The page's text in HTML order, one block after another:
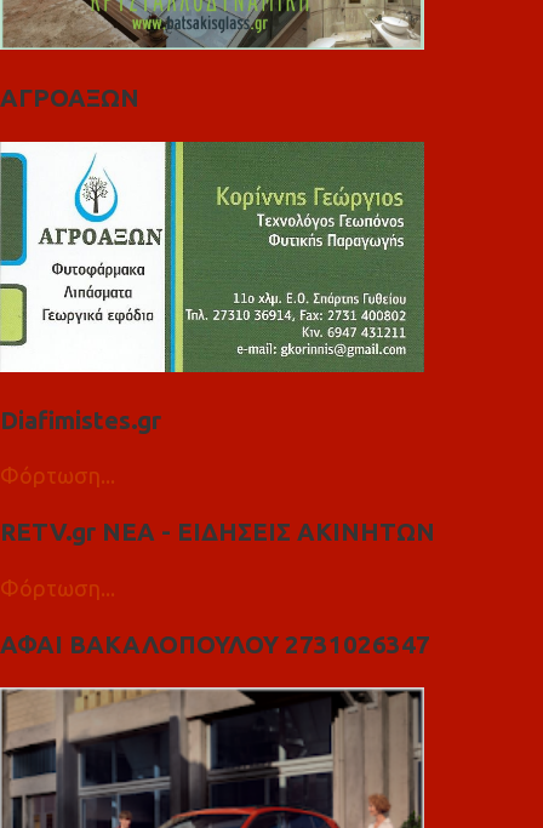
ΑΓΡΟΑΞΩΝ
Diafimistes.gr
Φόρτωση...
RETV.gr ΝΕΑ - ΕΙΔΗΣΕΙΣ ΑΚΙΝΗΤΩΝ
Φόρτωση...
ΑΦΑΙ ΒΑΚΑΛΟΠΟΥΛΟΥ 2731026347